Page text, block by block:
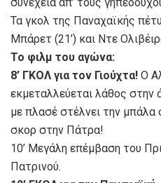
Τα γκολ της Παναχαϊκής
Μπάρετ (21’) και Ντε
Το φιλμ του αγώνα:
8’ ΓΚΟΛ για τον Γιούχτα! Ο
εκμεταλλεύεται λάθος στην
με πλασέ στέλνει την μπάλα
σκορ στην Πάτρα!
10’ Μεγάλη επέμβαση του
Πατρινού.